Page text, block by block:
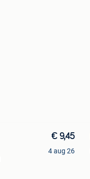
€ 9,45
4 aug 26